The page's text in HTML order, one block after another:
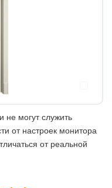
могут служить
от настроек монитора
от реальной